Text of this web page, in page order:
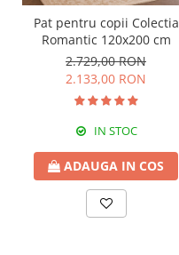
Pat pentru copii Colectia
Romantic 120x200 cm
2.729,00 RON
2.133,00 RON
IN STOC
ADAUGA IN COS